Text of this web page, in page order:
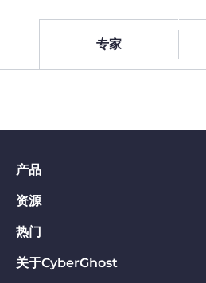
专家
产品
PC VPN应用
Chrome VPN应用
Mac VPN应用
资源
VPN是什么
Privacy Hub
热门
CyberGhost VPN评价
关于CyberGhost